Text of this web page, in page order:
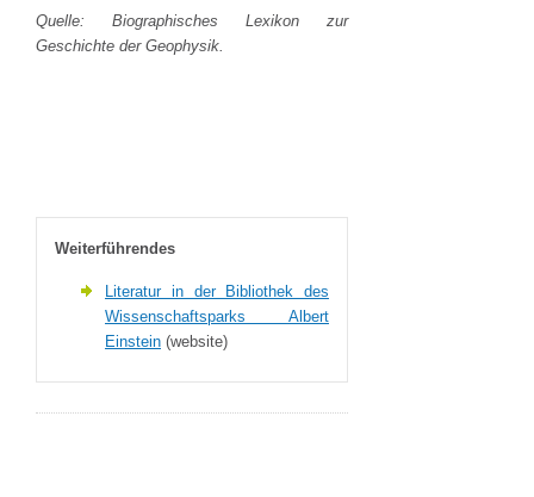
Quelle: Biographisches Lexikon zur
Geschichte der Geophysik.
Weiterführendes
Literatur in der Bibliothek des
Wissenschaftsparks Albert
Einstein (website)